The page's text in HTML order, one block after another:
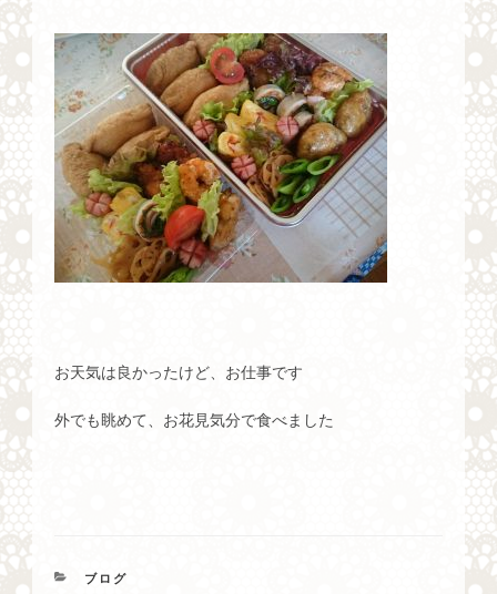
お天気は良かったけど、お仕事です
外でも眺めて、お花見気分で食べました
カ
ブログ